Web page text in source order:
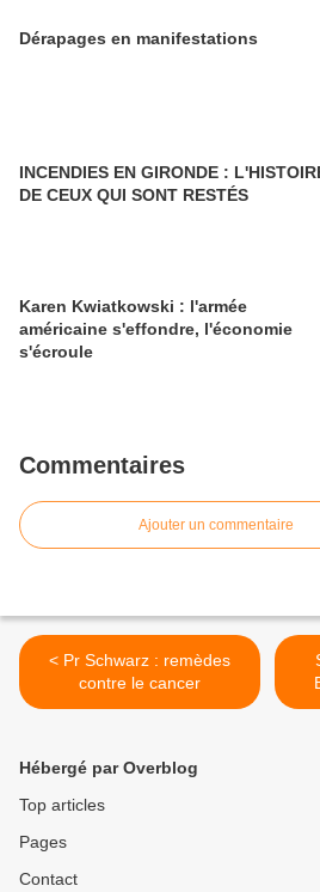
Dérapages en manifestations
INCENDIES EN GIRONDE :
DE CEUX QUI SONT RESTÉS
Karen Kwiatkowski : l'armée
américaine s'effondre, l'économie
s'écroule
Commentaires
Ajouter un commentaire
< Pr Schwarz : remèdes
contre le cancer
Hébergé par Overblog
Top articles
Pages
Contact